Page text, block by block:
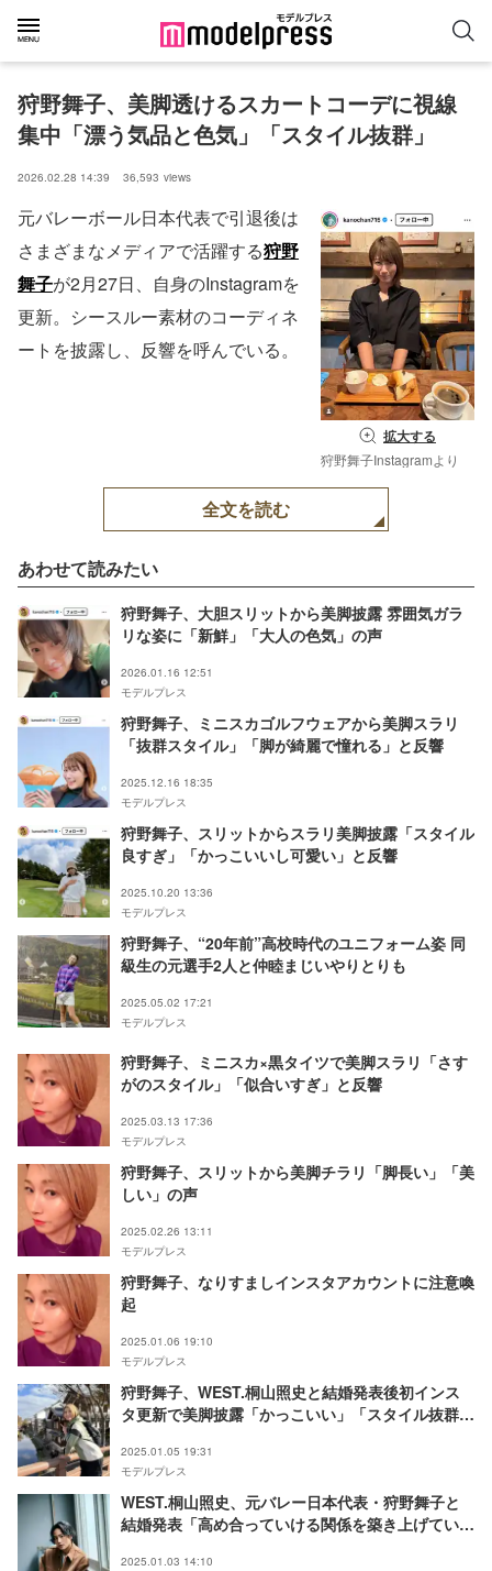
狩野舞子、美脚透けるスカートコーデに視線
集中「漂う気品と色気」「スタイル抜群」
2026.02.28 14:39 36,593 views
拡大する
狩野舞子Instagramより
元バレーボール日本代表で引退後は
さまざまなメディアで活躍する狩野
舞子が2月27日、自身のInstagramを
更新。シースルー素材のコーディネ
ートを披露し、反響を呼んでいる。
全文を読む
あわせて読みたい
狩野舞子、大胆スリットから美脚披露 雰囲気ガラ
リな姿に「新鮮」「大人の色気」の声
2026.01.16 12:51
モデルプレス
狩野舞子、ミニスカゴルフウェアから美脚スラリ
「抜群スタイル」「脚が綺麗で憧れる」と反響
2025.12.16 18:35
モデルプレス
狩野舞子、スリットからスラリ美脚披露「スタイル
良すぎ」「かっこいいし可愛い」と反響
2025.10.20 13:36
モデルプレス
狩野舞子、“20年前”高校時代のユニフォーム姿 同
級生の元選手2人と仲睦まじいやりとりも
2025.05.02 17:21
モデルプレス
狩野舞子、ミニスカ×黒タイツで美脚スラリ「さす
がのスタイル」「似合いすぎ」と反響
2025.03.13 17:36
モデルプレス
狩野舞子、スリットから美脚チラリ「脚長い」「美
しい」の声
2025.02.26 13:11
モデルプレス
狩野舞子、なりすましインスタアカウントに注意喚
起
2025.01.06 19:10
モデルプレス
狩野舞子、WEST.桐山照史と結婚発表後初インス
タ更新で美脚披露「かっこいい」「スタイル抜群」
2025.01.05 19:31
モデルプレス
WEST.桐山照史、元バレー日本代表・狩野舞子と
結婚発表「高め合っていける関係を築き上げていき
2025.01.03 14:10